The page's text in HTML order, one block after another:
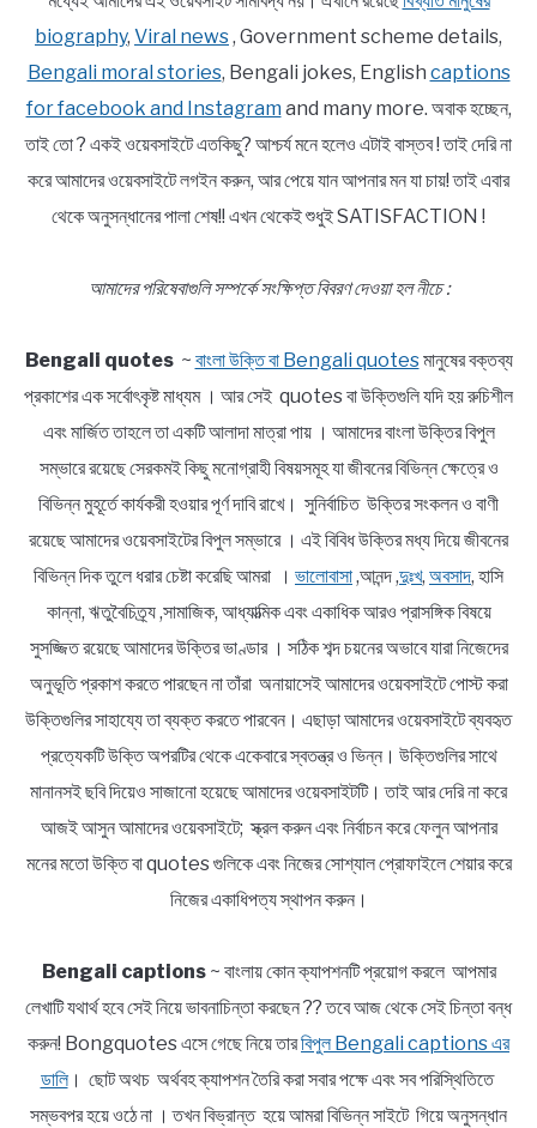
biography, Viral news, Government scheme details,
Bengali moral stories, Bengali jokes, English captions
for facebook and Instagram and many more. অবাক হচ্ছেন,
তাই তো ? একই ওয়েবসাইটে এতকিছু? আশ্চর্য মনে হলেও এটাই বাস্তব ! তাই দেরি না
করে আমাদের ওয়েবসাইটে লগইন করুন, আর পেয়ে যান আপনার মন যা চায়! তাই এবার
থেকে অনুসন্ধানের পালা শেষ!! এখন থেকেই শুধুই SATISFACTION !
আমাদের পরিষেবাগুলি সম্পর্কে সংক্ষিপ্ত বিবরণ দেওয়া হল নীচে :
Bengali quotes~ বাংলা উক্তি বা Bengali quotesমানুষের বক্তব্য
প্রকাশের এক সর্বোৎকৃষ্ট মাধ্যম । আর সেই quotes বা উক্তিগুলি যদি হয় রুচিশীল
এবং মার্জিত তাহলে তা একটি আলাদা মাত্রা পায় । আমাদের বাংলা উক্তির বিপুল
সম্ভারে রয়েছে সেরকমই কিছু মনোগ্রাহী বিষয়সমূহ যা জীবনের বিভিন্ন ক্ষেত্রে ও
বিভিন্ন মুহূর্তে কার্যকরী হওয়ার পূর্ণ দাবি রাখে। সুনির্বাচিত উক্তির সংকলন ও বাণী
রয়েছে আমাদের ওয়েবসাইটের বিপুল সম্ভারে । এই বিবিধ উক্তির মধ্য দিয়ে জীবনের
বিভিন্ন দিক তুলে ধরার চেষ্টা করেছি আমরা । ভালোবাসা,আনন্দ ,দুঃখ, অবসাদ, হাসি
কান্না, ঋতুবৈচিত্র্য ,সামাজিক, আধ্যাত্মিক এবং একাধিক আরও প্রাসঙ্গিক বিষয়ে
সুসজ্জিত রয়েছে আমাদের উক্তির ভাণ্ডার । সঠিক শব্দ চয়নের অভাবে যারা নিজেদের
অনুভূতি প্রকাশ করতে পারছেন না তাঁরা অনায়াসেই আমাদের ওয়েবসাইটে পোস্ট করা
উক্তিগুলির সাহায্যে তা ব্যক্ত করতে পারবেন। এছাড়া আমাদের ওয়েবসাইটে ব্যবহৃত
প্রত্যেকটি উক্তি অপরটির থেকে একেবারে স্বতন্ত্র ও ভিন্ন। উক্তিগুলির সাথে
মানানসই ছবি দিয়েও সাজানো হয়েছে আমাদের ওয়েবসাইটটি। তাই আর দেরি না করে
আজই আসুন আমাদের ওয়েবসাইটে; স্ক্রল করুন এবং নির্বাচন করে ফেলুন আপনার
মনের মতো উক্তি বা quotes গুলিকে এবং নিজের সোশ্যাল প্রোফাইলে শেয়ার করে
নিজের একাধিপত্য স্থাপন করুন।
Bengali captions~ বাংলায় কোন ক্যাপশনটি প্রয়োগ করলে আপমার
লেখাটি যথার্থ হবে সেই নিয়ে ভাবনাচিন্তা করছেন ?? তবে আজ থেকে সেই চিন্তা বন্ধ
করুন! Bongquotes এসে গেছে নিয়ে তারবিপুল Bengali captions এর
ডালি। ছোট অথচ অর্থবহ ক্যাপশন তৈরি করা সবার পক্ষে এবং সব পরিস্থিতিতে
সম্ভবপর হয়ে ওঠে না । তখন বিভ্রান্ত হয়ে আমরা বিভিন্ন সাইটে গিয়ে অনুসন্ধান